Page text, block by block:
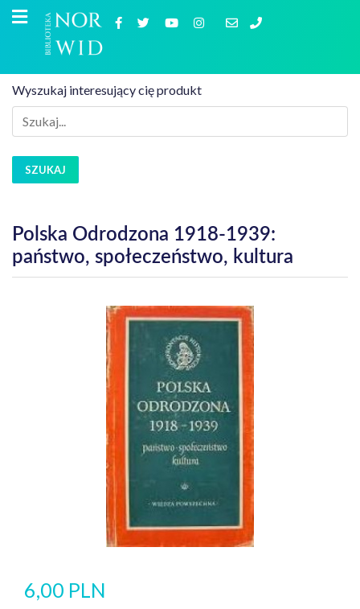
Wyszukaj interesujący cię produkt
SZUKAJ
Polska Odrodzona 1918-1939:
państwo, społeczeństwo, kultura
6,00 PLN